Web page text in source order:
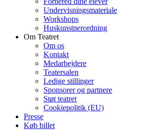
Undervisningsmateriale
Workshops
Huskunstnerordning
Om Teatret
Om os
Kontakt
Medarbejdere
Teatersalen
Ledige stillinger
Sponsorer og partnere
Støt teatret
Cookiepolitik (EU)
Presse
Køb billet